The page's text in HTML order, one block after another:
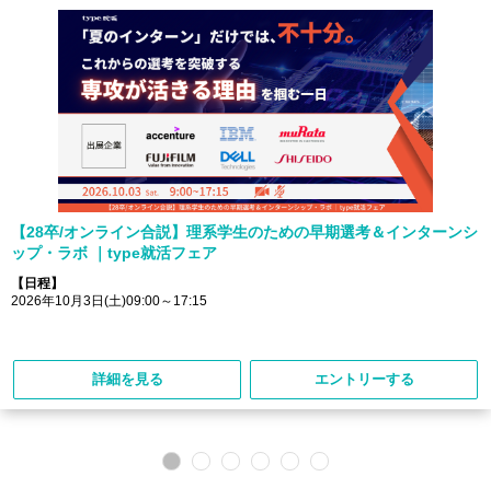
【28卒/オンライン合説】理系学生のための早期選考＆インターンシ
ップ・ラボ ｜type就活フェア
【日程】
2026年10月3日(土)09:00～17:15
詳細を見る エントリーする